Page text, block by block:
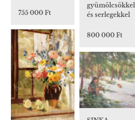
755 000 Ft
gyümölcsökkel
és serlegekkel
800 000 Ft